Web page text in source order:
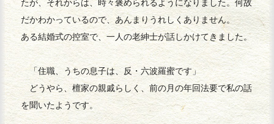
たが、それからは、時々褒められるようになりました。何故
だかわかっているので、あんまりうれしくありません。
ある結婚式の控室で、一人の老紳士が話しかけてきました。
「住職、うちの息子は、反・六波羅蜜です」
どうやら、檀家の親戚らしく、前の月の年回法要で私の話
を聞いたようです。